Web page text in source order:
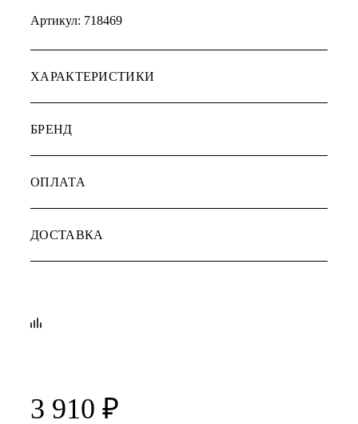
Артикул: 718469
ХАРАКТЕРИСТИКИ
БРЕНД
ОПЛАТА
ДОСТАВКА
3 910 ₽